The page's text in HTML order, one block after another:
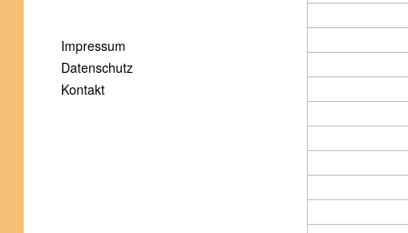
Impressum
Datenschutz
Kontakt